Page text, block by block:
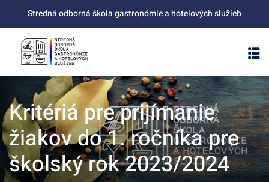
Stredná odborná škola gastronómie a hotelových služieb
Kritériá pre prijímanie
žiakov do 1. ročníka pre
školský rok 2023/2024